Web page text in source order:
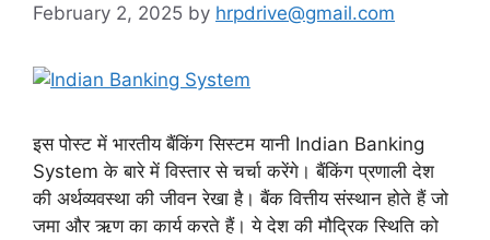
February 2, 2025 by hrpdrive@gmail.com
इस पोस्ट में भारतीय बैंकिंग सिस्टम यानी Indian Banking
System के बारे में विस्तार से चर्चा करेंगे। बैंकिंग प्रणाली देश
की अर्थव्यवस्था की जीवन रेखा है। बैंक वित्तीय संस्थान होते हैं जो
जमा और ऋण का कार्य करते हैं। ये देश की मौद्रिक स्थिति को